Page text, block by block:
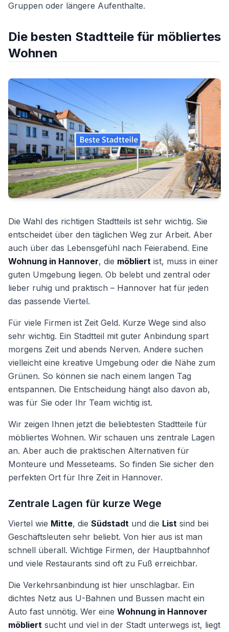
Gruppen oder längere Aufenthalte.
Die besten Stadtteile für möbliertes
Wohnen
Die Wahl des richtigen Stadtteils ist sehr wichtig. Sie
entscheidet über den täglichen Weg zur Arbeit. Aber
auch über das Lebensgefühl nach Feierabend. Eine
Wohnung in Hannover, die möbliert ist, muss in einer
guten Umgebung liegen. Ob belebt und zentral oder
lieber ruhig und praktisch – Hannover hat für jeden
das passende Viertel.
Für viele Firmen ist Zeit Geld. Kurze Wege sind also
sehr wichtig. Ein Stadtteil mit guter Anbindung spart
morgens Zeit und abends Nerven. Andere suchen
vielleicht eine kreative Umgebung oder die Nähe zum
Grünen. So können sie nach einem langen Tag
entspannen. Die Entscheidung hängt also davon ab,
was für Sie oder Ihr Team wichtig ist.
Wir zeigen Ihnen jetzt die beliebtesten Stadtteile für
möbliertes Wohnen. Wir schauen uns zentrale Lagen
an. Aber auch die praktischen Alternativen für
Monteure und Messeteams. So finden Sie sicher den
perfekten Ort für Ihre Zeit in Hannover.
Zentrale Lagen für kurze Wege
Viertel wie Mitte, die Südstadt und die List sind bei
Geschäftsleuten sehr beliebt. Von hier aus ist man
schnell überall. Wichtige Firmen, der Hauptbahnhof
und viele Restaurants sind oft zu Fuß erreichbar.
Die Verkehrsanbindung ist hier unschlagbar. Ein
dichtes Netz aus U-Bahnen und Bussen macht ein
Auto fast unnötig. Wer eine Wohnung in Hannover
möbliert sucht und viel in der Stadt unterwegs ist, liegt